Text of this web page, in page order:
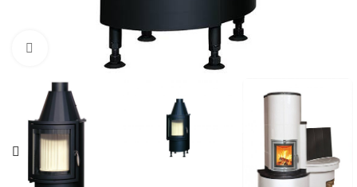
Нажмите, чтобы увеличить